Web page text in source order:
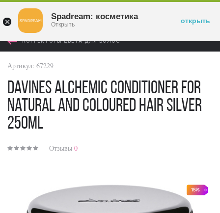
КОРРЕКТОРЫ ЦВЕТА ДЛЯ ВОЛОС
15%
Артикул: 67229
Davines Alchemic Conditioner For
Natural And Coloured Hair Silver
250ml
Отзывы 0
Spadream: косметика
Открыть открыть